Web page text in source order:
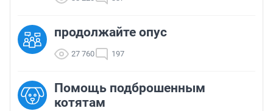
продолжайте опус
27 760 197
Помощь подброшенным
котятам